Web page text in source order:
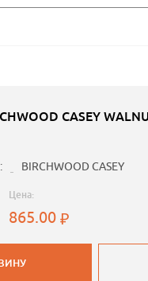
CASEY
BIRCHWOOD CASEY
Цена:
865.00